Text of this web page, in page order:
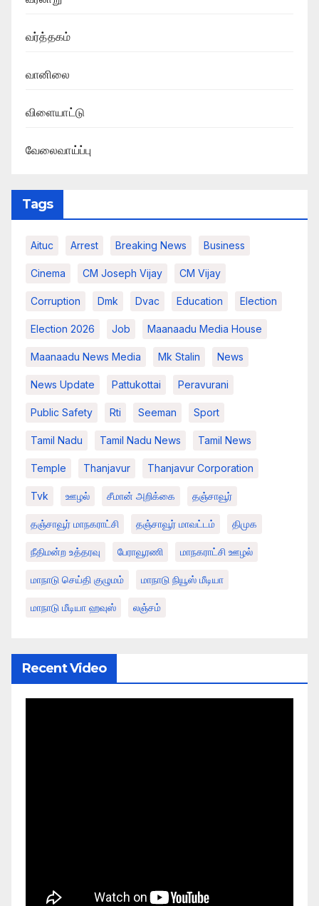
வர்த்தகம்
வானிலை
விளையாட்டு
வேலைவாய்ப்பு
Tags
Aituc Arrest Breaking News​ Business
Cinema CM Joseph Vijay CM Vijay
Corruption Dmk Dvac Education Election
Election 2026 Job Maanaadu Media House
Maanaadu News Media Mk Stalin News
News Update Pattukottai Peravurani
Public Safety Rti Seeman Sport
Tamil Nadu Tamil Nadu News Tamil News
Temple Thanjavur Thanjavur Corporation
Tvk ஊழல் சீமான் அறிக்கை தஞ்சாவூர்
தஞ்சாவூர் மாநகராட்சி தஞ்சாவூர் மாவட்டம் திமுக
நீதிமன்ற உத்தரவு பேராவூரணி மாநகராட்சி ஊழல்
மாநாடு செய்தி குழுமம் மாநாடு நியூஸ் மீடியா
மாநாடு மீடியா ஹவுஸ் லஞ்சம்
Recent Video